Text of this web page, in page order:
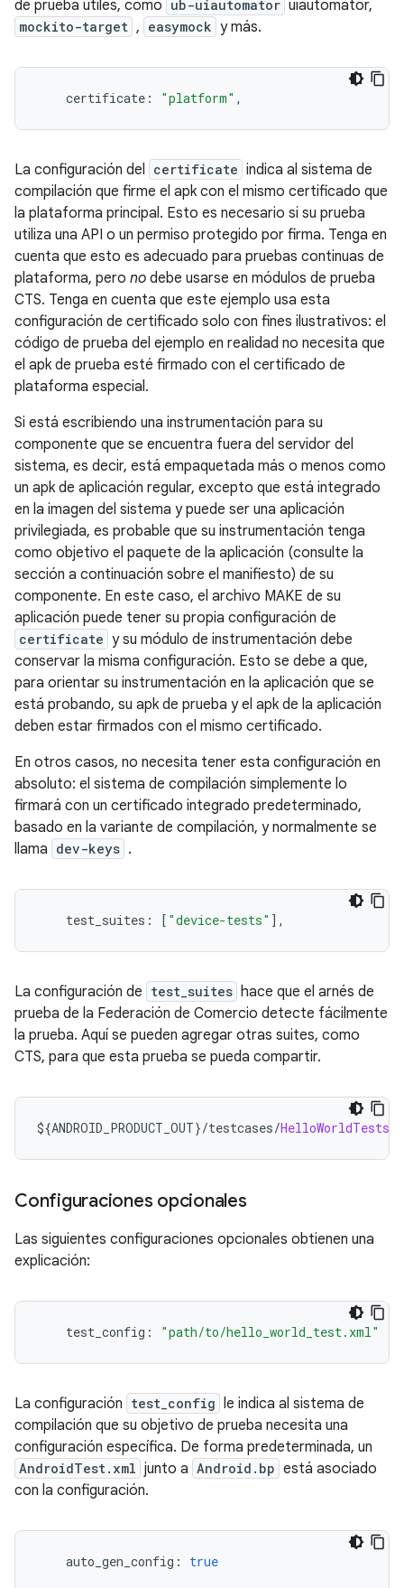
de prueba útiles, como ub-uiautomator uiautomator,
mockito-target , easymock y más.
certificate : "platform" ,
La configuración del certificate indica al sistema de
compilación que firme el apk con el mismo certificado que
la plataforma principal. Esto es necesario si su prueba
utiliza una API o un permiso protegido por firma. Tenga en
cuenta que esto es adecuado para pruebas continuas de
plataforma, pero no debe usarse en módulos de prueba
CTS. Tenga en cuenta que este ejemplo usa esta
configuración de certificado solo con fines ilustrativos: el
código de prueba del ejemplo en realidad no necesita que
el apk de prueba esté firmado con el certificado de
plataforma especial.
Si está escribiendo una instrumentación para su
componente que se encuentra fuera del servidor del
sistema, es decir, está empaquetada más o menos como
un apk de aplicación regular, excepto que está integrado
en la imagen del sistema y puede ser una aplicación
privilegiada, es probable que su instrumentación tenga
como objetivo el paquete de la aplicación (consulte la
sección a continuación sobre el manifiesto) de su
componente. En este caso, el archivo MAKE de su
aplicación puede tener su propia configuración de
certificate y su módulo de instrumentación debe
conservar la misma configuración. Esto se debe a que,
para orientar su instrumentación en la aplicación que se
está probando, su apk de prueba y el apk de la aplicación
deben estar firmados con el mismo certificado.
En otros casos, no necesita tener esta configuración en
absoluto: el sistema de compilación simplemente lo
firmará con un certificado integrado predeterminado,
basado en la variante de compilación, y normalmente se
llama dev-keys .
test_suites : [ "device-tests" ],
La configuración de test_suites hace que el arnés de
prueba de la Federación de Comercio detecte fácilmente
la prueba. Aquí se pueden agregar otras suites, como
CTS, para que esta prueba se pueda compartir.
${ANDROID_PRODUCT_OUT}/testcases/HelloWorldTests
Configuraciones opcionales
Las siguientes configuraciones opcionales obtienen una
explicación:
test_config : "path/to/hello_world_test.xml"
La configuración test_config le indica al sistema de
compilación que su objetivo de prueba necesita una
configuración específica. De forma predeterminada, un
AndroidTest.xml junto a Android.bp está asociado
con la configuración.
auto_gen_config : true